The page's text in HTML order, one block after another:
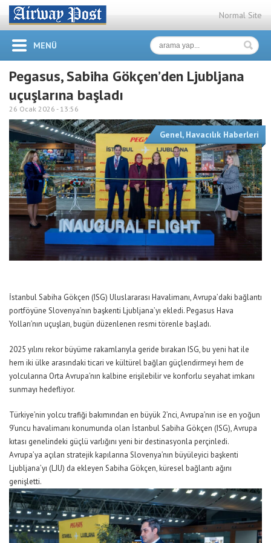
Normal Site
MENÜ
Pegasus, Sabiha Gökçen’den Ljubljana
uçuşlarına başladı
26 Ocak 2026 - 13:56
Genel, Havacılık Haberleri
İstanbul Sabiha Gökçen (ISG) Uluslararası Havalimanı, Avrupa’daki bağlantı
portföyüne Slovenya’nın başkenti Ljubljana’yı ekledi. Pegasus Hava
Yolları’nın uçuşları, bugün düzenlenen resmi törenle başladı.
2025 yılını rekor büyüme rakamlarıyla geride bırakan ISG, bu yeni hat ile
hem iki ülke arasındaki ticari ve kültürel bağları güçlendirmeyi hem de
yolcularına Orta Avrupa’nın kalbine erişilebilir ve konforlu seyahat imkanı
sunmayı hedefliyor.
Türkiye’nin yolcutrafiği bakımından en büyük 2’nci, Avrupa’nın ise en yoğun
9’uncu havalimanı konumunda olan İstanbul Sabiha Gökçen (ISG), Avrupa
kıtası genelindeki güçlü varlığını yeni bir destinasyonla perçinledi.
Avrupa’ya açılan stratejik kapılarına Slovenya’nın büyüleyici başkenti
Ljubljana’yı (LJU) da ekleyen Sabiha Gökçen, küresel bağlantı ağını
genişletti.